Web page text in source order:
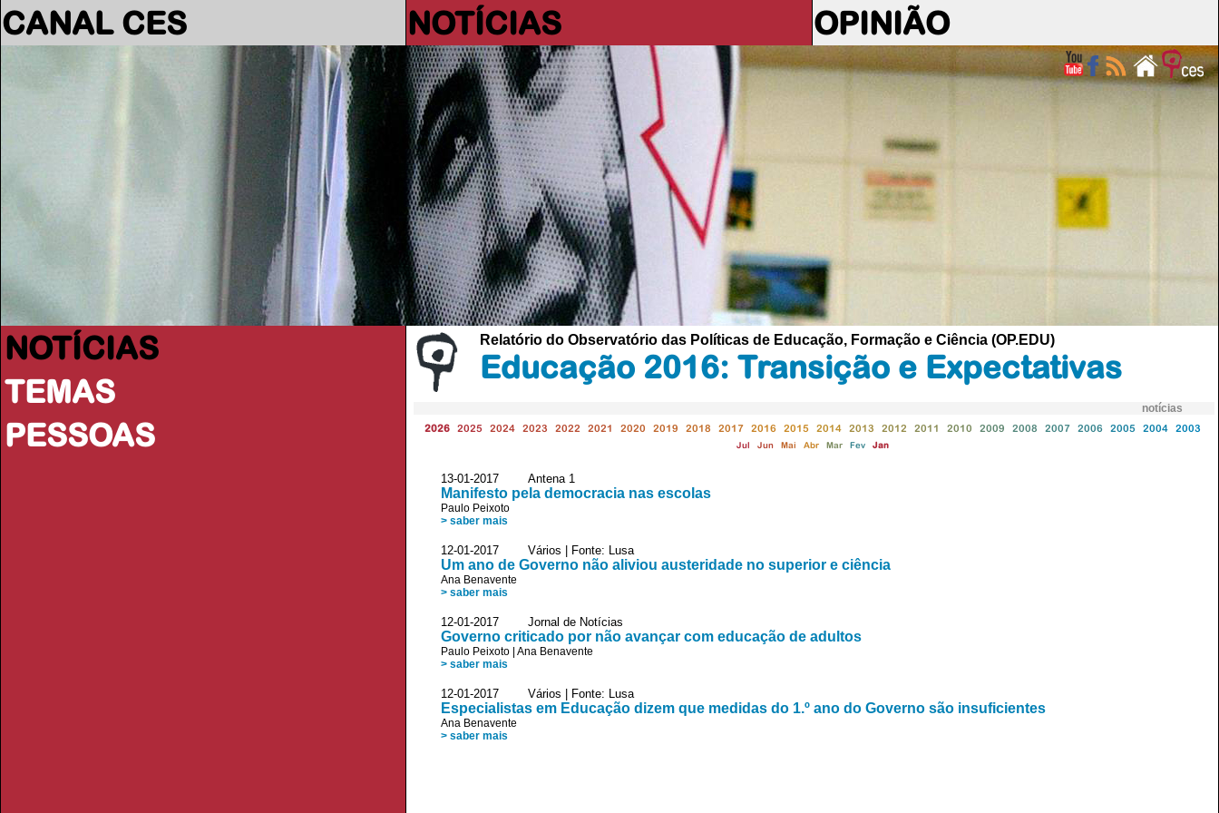
CANAL CES NOTÍCIAS OPINIÃO
NOTÍCIAS
TEMAS
PESSOAS
Relatório do Observatório das Políticas de Educação, Formação e Ciência (OP.EDU)
Educação 2016: Transição e Expectativas
notícias
2026 2025 2024 2023 2022 2021 2020 2019 2018 2017 2016 2015 2014 2013 2012 2011 2010 2009 2008 2007 2006 2005 2004 2003
Jul Jun Mai Abr Mar Fev Jan
13-01-2017 Antena 1
Manifesto pela democracia nas escolas
Paulo Peixoto
> saber mais
12-01-2017 Vários | Fonte: Lusa
Um ano de Governo não aliviou austeridade no superior e ciência
Ana Benavente
> saber mais
12-01-2017 Jornal de Notícias
Governo criticado por não avançar com educação de adultos
Paulo Peixoto Ana Benavente
> saber mais
12-01-2017 Vários | Fonte: Lusa
Especialistas em Educação dizem que medidas do 1.º ano do Governo são insuficientes
Ana Benavente
> saber mais